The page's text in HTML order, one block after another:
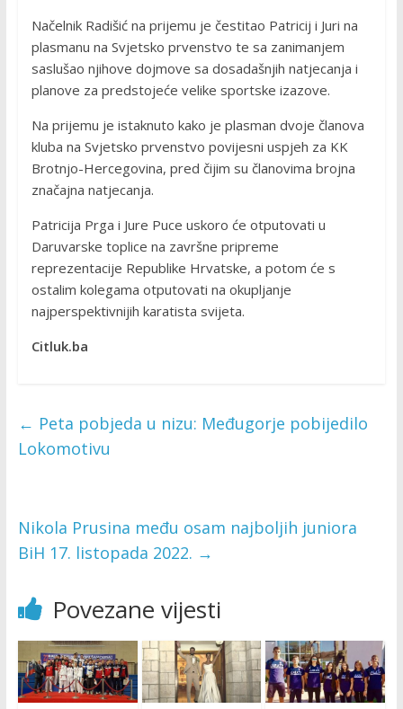
Načelnik Radišić na prijemu je čestitao Patricij i Juri na
plasmanu na Svjetsko prvenstvo te sa zanimanjem
saslušao njihove dojmove sa dosadašnjih natjecanja i
planove za predstojeće velike sportske izazove.
Na prijemu je istaknuto kako je plasman dvoje članova
kluba na Svjetsko prvenstvo povijesni uspjeh za KK
Brotnjo-Hercegovina, pred čijim su članovima brojna
značajna natjecanja.
Patricija Prga i Jure Puce uskoro će otputovati u
Daruvarske toplice na završne pripreme
reprezentacije Republike Hrvatske, a potom će s
ostalim kolegama otputovati na okupljanje
najperspektivnijih karatista svijeta.
Citluk.ba
← Peta pobjeda u nizu: Međugorje pobijedilo
Lokomotivu
Nikola Prusina među osam najboljih juniora
BiH 17. listopada 2022. →
Povezane vijesti